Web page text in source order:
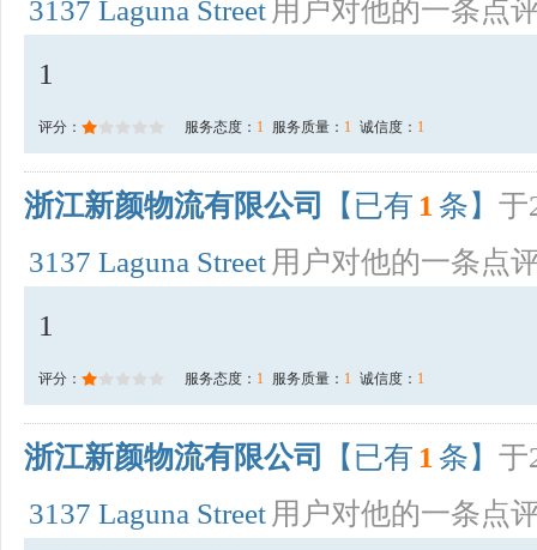
3137 Laguna Street 用户对他的一条点
1
评分： 服务态度： 1 服务质量： 1 诚信度： 1
浙江新颜物流有限公司 【已有 1 条】 于
3137 Laguna Street 用户对他的一条点
1
评分： 服务态度： 1 服务质量： 1 诚信度： 1
浙江新颜物流有限公司 【已有 1 条】 于
3137 Laguna Street 用户对他的一条点